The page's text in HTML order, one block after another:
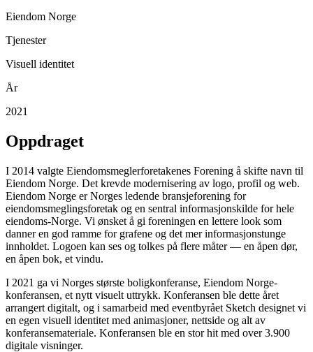
Eiendom Norge
Tjenester
Visuell identitet
År
2021
Oppdraget
I 2014 valgte Eiendomsmeglerforetakenes Forening å skifte navn til
Eiendom Norge. Det krevde modernisering av logo, profil og web.
Eiendom Norge er Norges ledende bransjeforening for
eiendomsmeglingsforetak og en sentral informasjonskilde for hele
eiendoms-Norge. Vi ønsket å gi foreningen en lettere look som
danner en god ramme for grafene og det mer informasjonstunge
innholdet. Logoen kan ses og tolkes på flere måter — en åpen dør,
en åpen bok, et vindu.
I 2021 ga vi Norges største boligkonferanse, Eiendom Norge-
konferansen, et nytt visuelt uttrykk. Konferansen ble dette året
arrangert digitalt, og i samarbeid med eventbyrået Sketch designet vi
en egen visuell identitet med animasjoner, nettside og alt av
konferansemateriale. Konferansen ble en stor hit med over 3.900
digitale visninger.